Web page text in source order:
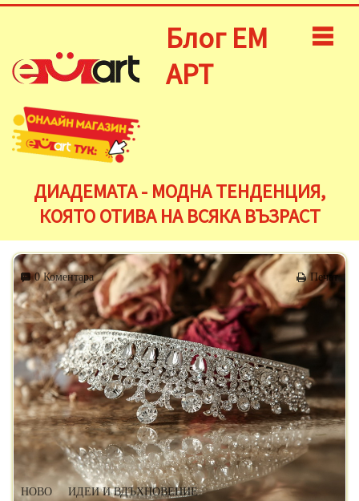
Блог ЕМ
АРТ
ДИАДЕМАТА - МОДНА ТЕНДЕНЦИЯ,
КОЯТО ОТИВА НА ВСЯКА ВЪЗРАСТ
0 Коментара Печат
НОВО
ИДЕИ И ВДЪХНОВЕНИЕ